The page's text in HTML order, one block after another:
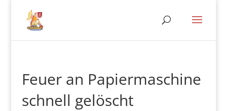
Feuer an Papiermaschine
schnell gelöscht